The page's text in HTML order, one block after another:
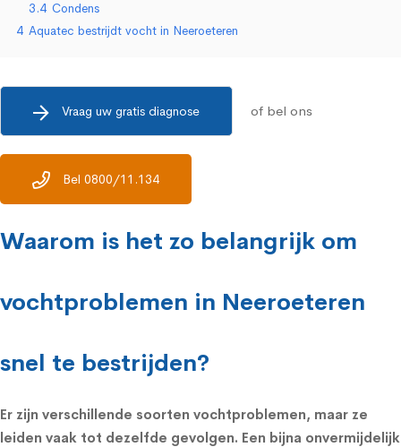
3.4 Condens
4 Aquatec bestrijdt vocht in Neeroeteren
Vraag uw gratis diagnose of bel ons
Bel 0800/11.134
Waarom is het zo belangrijk om
vochtproblemen in Neeroeteren
snel te bestrijden?
Er zijn verschillende soorten vochtproblemen, maar ze
leiden vaak tot dezelfde gevolgen. Een bijna onvermijdelijk